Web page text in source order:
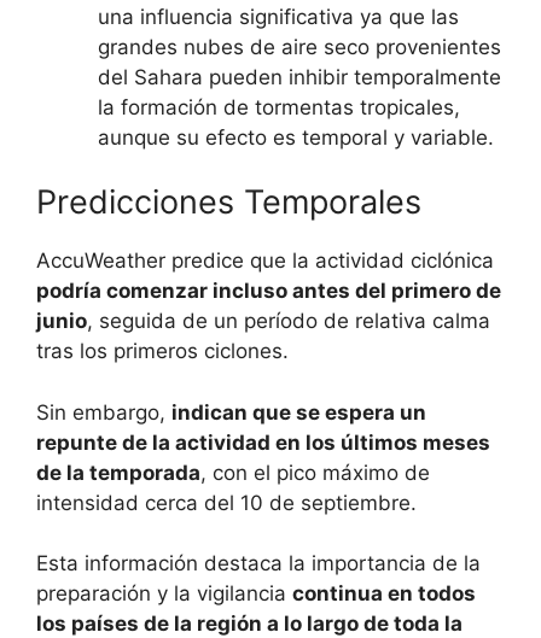
una influencia significativa ya que las
grandes nubes de aire seco provenientes
del Sahara pueden inhibir temporalmente
la formación de tormentas tropicales,
aunque su efecto es temporal y variable.
Predicciones Temporales
AccuWeather predice que la actividad ciclónica
podría comenzar incluso antes del primero de
junio, seguida de un período de relativa calma
tras los primeros ciclones.
Sin embargo, indican que se espera un
repunte de la actividad en los últimos meses
de la temporada, con el pico máximo de
intensidad cerca del 10 de septiembre.
Esta información destaca la importancia de la
preparación y la vigilancia continua en todos
los países de la región a lo largo de toda la